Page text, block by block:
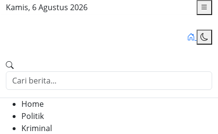
Kamis, 6 Agustus 2026
Home
Politik
Kriminal